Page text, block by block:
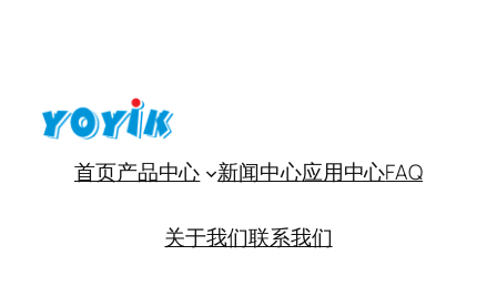
首页产品中心 新闻中心应用中心FAQ
关于我们联系我们